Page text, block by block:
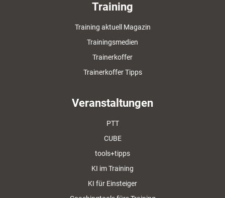
Training
Training aktuell Magazin
Trainingsmedien
Trainerkoffer
Trainerkoffer Tipps
Veranstaltungen
PTT
CUBE
tools+tipps
KI im Training
KI für Einsteiger